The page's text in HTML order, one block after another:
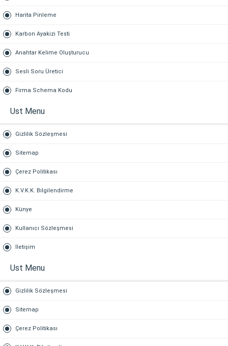
Harita Pinleme
Karbon Ayakizi Testi
Anahtar Kelime Oluşturucu
Sesli Soru Üretici
Firma Schema Kodu
Ust Menu
Gizlilik Sözleşmesi
Sitemap
Çerez Politikası
K.V.K.K. Bilgilendirme
Künye
Kullanıcı Sözleşmesi
İletişim
Ust Menu
Gizlilik Sözleşmesi
Sitemap
Çerez Politikası